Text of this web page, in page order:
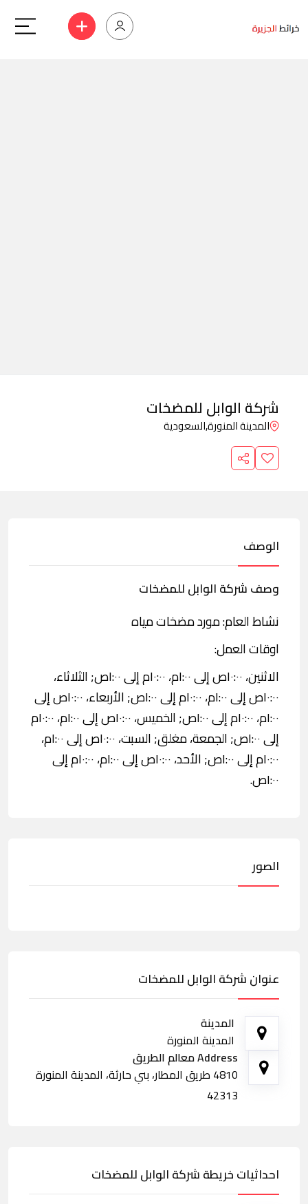
شركة الوابل للمضخات
المدينة المنورة,السعودية
الوصف
وصف شركة الوابل للمضخات
نشاط العام: مورد مضخات مياه
اوقات العمل:
الاثنين، ١٠:٠٠ص إلى ١:٠٠م، ١٠:٠٠م إلى ١:٠٠ص; الثلاثاء،
١٠:٠٠ص إلى ١:٠٠م، ١٠:٠٠م إلى ١:٠٠ص; الأربعاء، ١٠:٠٠ص إلى
١:٠٠م، ١٠:٠٠م إلى ١:٠٠ص; الخميس، ١٠:٠٠ص إلى ١:٠٠م، ١٠:٠٠م
إلى ١:٠٠ص; الجمعة، مغلق; السبت، ١٠:٠٠ص إلى ١:٠٠م،
١٠:٠٠م إلى ١:٠٠ص; الأحد، ١٠:٠٠ص إلى ١:٠٠م، ١٠:٠٠م إلى
١:٠٠ص.
الصور
عنوان شركة الوابل للمضخات
المدينة
المدينة المنورة
Address معالم الطريق
4810 طريق المطار، بني حارثة، المدينة المنورة
42313
احداثيات خريطة شركة الوابل للمضخات